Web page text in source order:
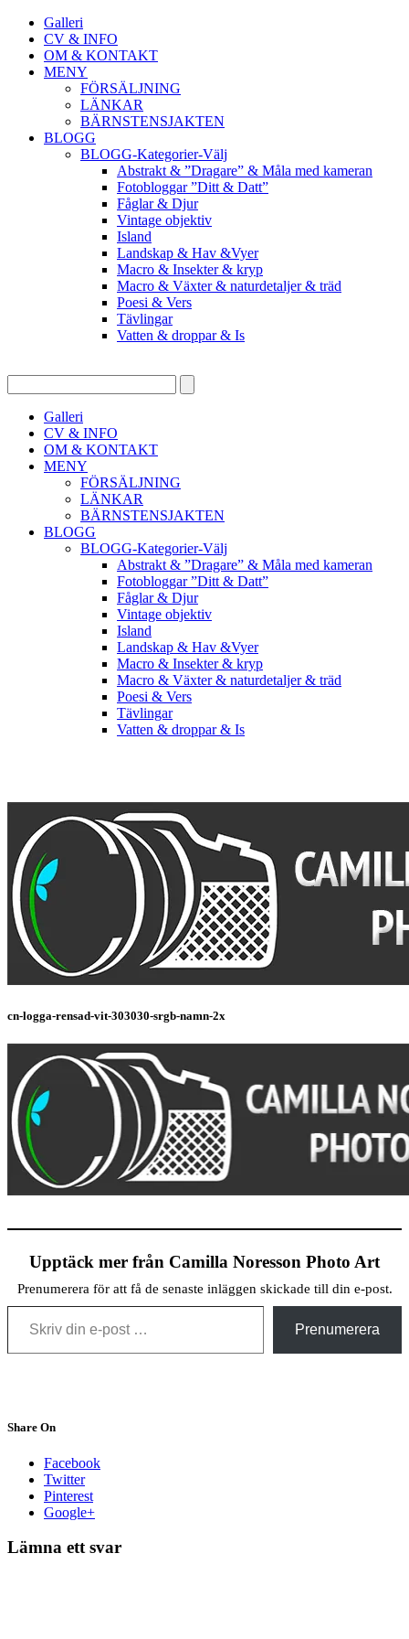
Galleri
CV & INFO
OM & KONTAKT
MENY
FÖRSÄLJNING
LÄNKAR
BÄRNSTENSJAKTEN
BLOGG
BLOGG-Kategorier-Välj
Abstrakt & ”Dragare” & Måla med kameran
Fotobloggar ”Ditt & Datt”
Fåglar & Djur
Vintage objektiv
Island
Landskap & Hav &Vyer
Macro & Insekter & kryp
Macro & Växter & naturdetaljer & träd
Poesi & Vers
Tävlingar
Vatten & droppar & Is
Galleri
CV & INFO
OM & KONTAKT
MENY
FÖRSÄLJNING
LÄNKAR
BÄRNSTENSJAKTEN
BLOGG
BLOGG-Kategorier-Välj
Abstrakt & ”Dragare” & Måla med kameran
Fotobloggar ”Ditt & Datt”
Fåglar & Djur
Vintage objektiv
Island
Landskap & Hav &Vyer
Macro & Insekter & kryp
Macro & Växter & naturdetaljer & träd
Poesi & Vers
Tävlingar
Vatten & droppar & Is
cn-logga-rensad-vit-303030-srgb-namn-2x
Upptäck mer från Camilla Noresson Photo Art
Prenumerera för att få de senaste inläggen skickade till din e-post.
Skriv din e-post …
Prenumerera
Share On
Facebook
Twitter
Pinterest
Google+
Lämna ett svar